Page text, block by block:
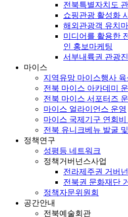
전북특별자치도
쇼핑관광 활성화
해외관광객 유치
미디어를 활용한
인 홍보마케팅
서부내륙권 관광
마이스
지역유망 마이스행사 육
전북 마이스 아카데미
전북 마이스 서포터즈
마이스 얼라이언스 운영
마이스 국제기구 연회
전북 유니크베뉴 발굴
정책연구
성평등 네트워크
정책거버넌스사업
전라제주권 거버
전북권 문화재단
정책자문위원회
공간안내
전북예술회관